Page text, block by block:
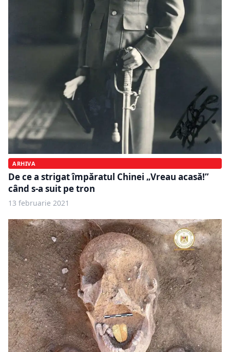
ARHIVA
De ce a strigat împăratul Chinei „Vreau acasă!”
când s-a suit pe tron
13 februarie 2021